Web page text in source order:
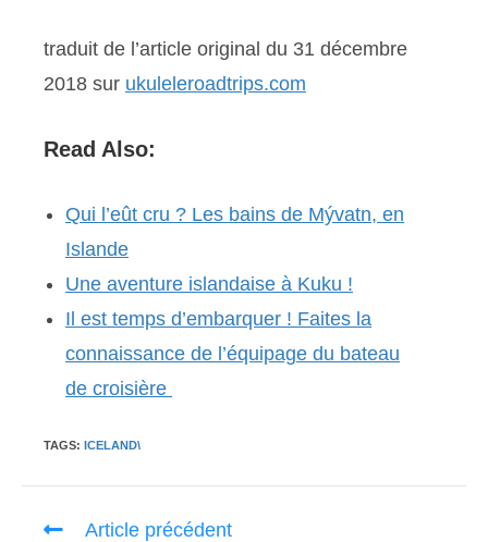
traduit de l’article original du 31 décembre
2018 sur ukuleleroadtrips.com
Read Also:
Qui l’eût cru ? Les bains de Mývatn, en
Islande
Une aventure islandaise à Kuku !
Il est temps d’embarquer ! Faites la
connaissance de l’équipage du bateau
de croisière
TAGS: ICELAND\
Read
Article précédent